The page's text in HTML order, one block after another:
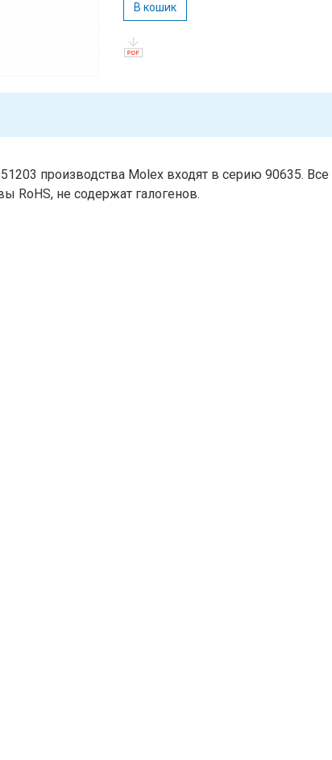
В кошик
производства Molex входят в серию 90635. Все
RoHS, не содержат галогенов.